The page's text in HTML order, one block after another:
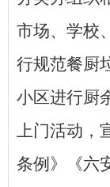
市场、学校
行规范餐厨
小区进行厨
上门活动，
条例》《六